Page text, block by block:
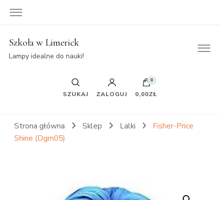
Szkoła w Limerick
Lampy idealne do nauki!
SZUKAJ ZALOGUJ
0
0,00ZŁ
Strona główna Sklep Lalki
Fisher-Price
Shine (Dgm05)